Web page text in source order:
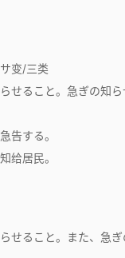
变/三类
せること。急ぎの知ら
告する。
给居民。
せること。また、急ぎ